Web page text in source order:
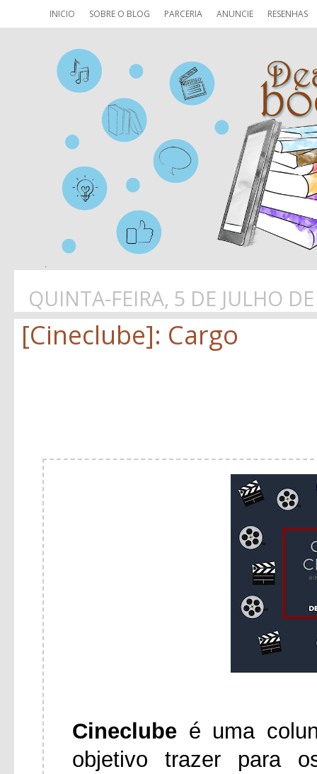
INICIO SOBRE O BLOG PARCERIA ANUNCIE RESENHAS
QUINTA-FEIRA, 5 DE JULHO
[Cineclube]: Cargo
Cineclube é uma
objetivo trazer para